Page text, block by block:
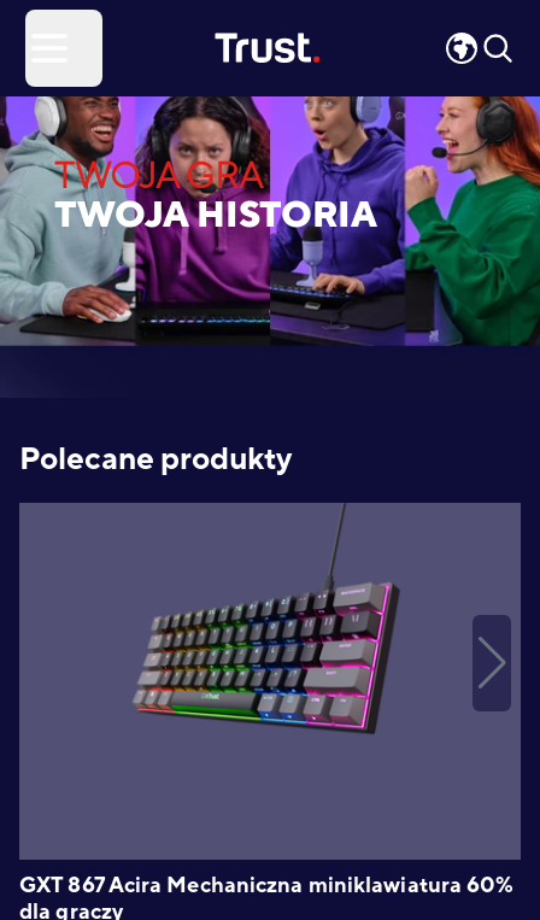
TWOJA GRA
TWOJA HISTORIA
Polecane produkty
GXT 867 Acira Mechaniczna miniklawiatura 60%
dla graczy